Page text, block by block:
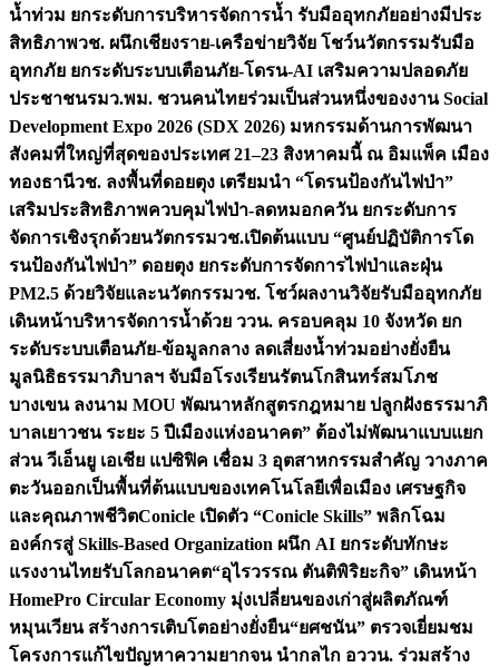
น้ำท่วม ยกระดับการบริหารจัดการน้ำ รับมืออุทกภัยอย่างมีประ
สิทธิภาพวช. ผนึกเชียงราย-เครือข่ายวิจัย โชว์นวัตกรรมรับมือ
อุทกภัย ยกระดับระบบเตือนภัย-โดรน-AI เสริมความปลอดภัย
ประชาชนรมว.พม. ชวนคนไทยร่วมเป็นส่วนหนึ่งของงาน Social
Development Expo 2026 (SDX 2026) มหกรรมด้านการพัฒนา
สังคมที่ใหญ่ที่สุดของประเทศ 21–23 สิงหาคมนี้ ณ อิมแพ็ค เมือง
ทองธานีวช. ลงพื้นที่ดอยตุง เตรียมนำ “โดรนป้องกันไฟป่า”
เสริมประสิทธิภาพควบคุมไฟป่า-ลดหมอกควัน ยกระดับการ
จัดการเชิงรุกด้วยนวัตกรรมวช.เปิดต้นแบบ “ศูนย์ปฏิบัติการโด
รนป้องกันไฟป่า” ดอยตุง ยกระดับการจัดการไฟป่าและฝุ่น
PM2.5 ด้วยวิจัยและนวัตกรรมวช. โชว์ผลงานวิจัยรับมืออุทกภัย
เดินหน้าบริหารจัดการน้ำด้วย ววน. ครอบคลุม 10 จังหวัด ยก
ระดับระบบเตือนภัย-ข้อมูลกลาง ลดเสี่ยงน้ำท่วมอย่างยั่งยืน
มูลนิธิธรรมาภิบาลฯ จับมือโรงเรียนรัตนโกสินทร์สมโภช
บางเขน ลงนาม MOU พัฒนาหลักสูตรกฎหมาย ปลูกฝังธรรมาภิ
บาลเยาวชน ระยะ 5 ปีเมืองแห่งอนาคต” ต้องไม่พัฒนาแบบแยก
ส่วน วีเอ็นยู เอเชีย แปซิฟิค เชื่อม 3 อุตสาหกรรมสำคัญ วางภาค
ตะวันออกเป็นพื้นที่ต้นแบบของเทคโนโลยีเพื่อเมือง เศรษฐกิจ
และคุณภาพชีวิตConicle เปิดตัว “Conicle Skills” พลิกโฉม
องค์กรสู่ Skills-Based Organization ผนึก AI ยกระดับทักษะ
แรงงานไทยรับโลกอนาคต“อุไรวรรณ ตันติพิริยะกิจ” เดินหน้า
HomePro Circular Economy มุ่งเปลี่ยนของเก่าสู่ผลิตภัณฑ์
หมุนเวียน สร้างการเติบโตอย่างยั่งยืน“ยศชนัน” ตรวจเยี่ยมชม
โครงการแก้ไขปัญหาความยากจน นำกลไก อววน. ร่วมสร้าง